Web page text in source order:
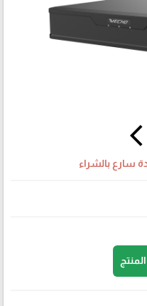
arrow_back_ios
سارع بالشراء